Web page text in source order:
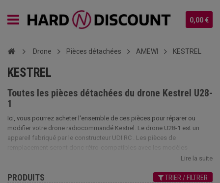
0,00 €
Drone Pièces détachées AMEWI KESTREL
KESTREL
Toutes les pièces détachées du drone Kestrel U28-
1
Ici, vous pourrez acheter l'ensemble de ces pièces pour réparer ou
modifier votre drone radiocommandé Kestrel. Le drone U28-1 est un
appareil fabriqué par le constructeur UDI RC . Les pièces de
suivants: Amewi Kestrel, U28-1 Udi RC, U28W Peregrine, U28 Freelander,
amenée a évoluer. Faites l'achat de vos pièces pour Kestrel chez HnD.
Lire la suite
PRODUITS TRIER / FILTRER